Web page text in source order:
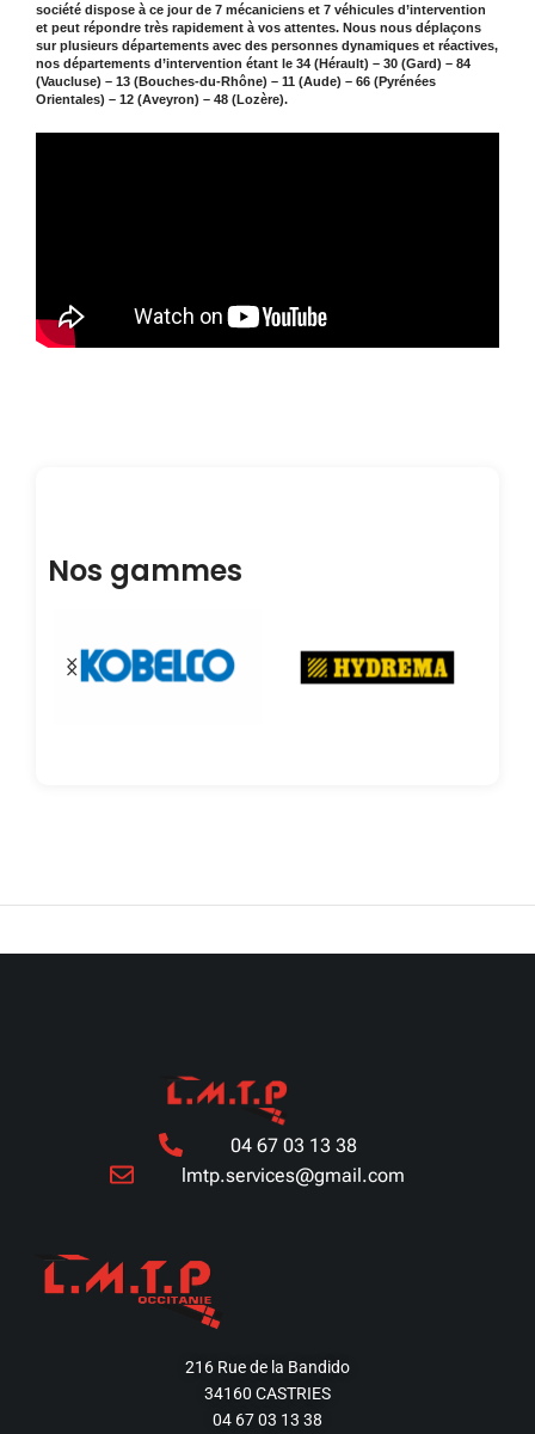
société dispose à ce jour de 7 mécaniciens et 7 véhicules d’intervention
et peut répondre très rapidement à vos attentes. Nous nous déplaçons
sur plusieurs départements avec des personnes dynamiques et réactives,
nos départements d’intervention étant le 34 (Hérault) – 30 (Gard) – 84
(Vaucluse) – 13 (Bouches-du-Rhône) – 11 (Aude) – 66 (Pyrénées
Orientales) – 12 (Aveyron) – 48 (Lozère).
Nos gammes
04 67 03 13 38
lmtp.services@gmail.com
216 Rue de la Bandido
34160 CASTRIES
04 67 03 13 38